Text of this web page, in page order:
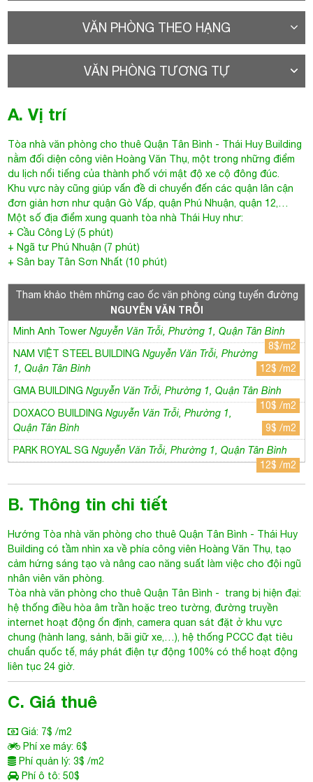
VĂN PHÒNG THEO HẠNG
VĂN PHÒNG TƯƠNG TỰ
A. Vị trí
Tòa nhà văn phòng cho thuê Quận Tân Bình - Thái Huy Building
nằm đối diện công viên Hoàng Văn Thụ, một trong những điểm
du lịch nổi tiếng của thành phố với mật độ xe cộ đông đúc.
Khu vực này cũng giúp vấn đề di chuyển đến các quận lân cận
đơn giản hơn như quận Gò Vấp, quận Phú Nhuận, quận 12,…
Một số địa điểm xung quanh tòa nhà Thái Huy như:
+ Cầu Công Lý (5 phút)
+ Ngã tư Phú Nhuận (7 phút)
+ Sân bay Tân Sơn Nhất (10 phút)
Tham khảo thêm những cao ốc văn phòng cùng tuyến đường
NGUYỄN VĂN TRỖI
Minh Anh TowerNguyễn Văn Trỗi, Phường 1, Quận Tân Bình
8$/m2
NAM VIỆT STEEL BUILDINGNguyễn Văn Trỗi, Phường
1, Quận Tân Bình
12$ /m2
GMA BUILDINGNguyễn Văn Trỗi, Phường 1, Quận Tân Bình
10$ /m2
DOXACO BUILDINGNguyễn Văn Trỗi, Phường 1,
Quận Tân Bình
9$ /m2
PARK ROYAL SGNguyễn Văn Trỗi, Phường 1, Quận Tân Bình
12$ /m2
B. Thông tin chi tiết
Hướng Tòa nhà văn phòng cho thuê Quận Tân Bình - Thái Huy
Building có tầm nhìn xa về phía công viên Hoàng Văn Thụ, tạo
cảm hứng sáng tạo và nâng cao năng suất làm việc cho đội ngũ
nhân viên văn phòng.
Tòa nhà văn phòng cho thuê Quận Tân Bình - trang bị hiện đại:
hệ thống điều hòa âm trần hoặc treo tường, đường truyền
internet hoạt động ổn định, camera quan sát đặt ở khu vực
chung (hành lang, sảnh, bãi giữ xe,…), hệ thống PCCC đạt tiêu
chuẩn quốc tế, máy phát điện tự động 100% có thể hoạt động
liên tục 24 giờ.
C. Giá thuê
Giá: 7$ /m2
Phí xe máy: 6$
Phí quản lý: 3$ /m2
Phí ô tô: 50$